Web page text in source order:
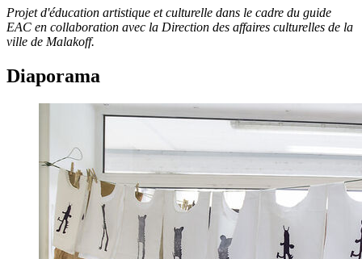
Projet d'éducation artistique et culturelle dans le cadre du guide
EAC en collaboration avec la Direction des affaires culturelles de la
ville de Malakoff.
Diaporama